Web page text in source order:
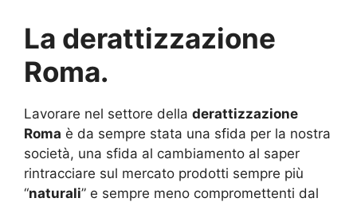
La derattizzazione
Roma.
Lavorare nel settore della derattizzazione
Roma è da sempre stata una sfida per la nostra
società, una sfida al cambiamento al saper
rintracciare sul mercato prodotti sempre più
“naturali” e sempre meno compromettenti dal